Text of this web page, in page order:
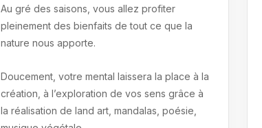
Au gré des saisons, vous allez profiter
pleinement des bienfaits de tout ce que la
nature nous apporte.
Doucement, votre mental laissera la place à la
création, à l’exploration de vos sens grâce à
la réalisation de land art, mandalas, poésie,